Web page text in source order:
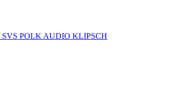
SVS POLK AUDIO KLIPSCH